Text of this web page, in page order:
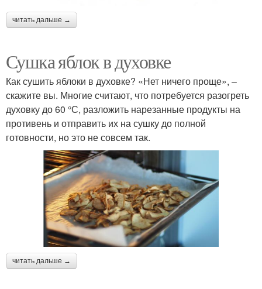
читать дальше →
Сушка яблок в духовке
Как сушить яблоки в духовке? «Нет ничего проще», –
скажите вы. Многие считают, что потребуется разогреть
духовку до 60 °С, разложить нарезанные продукты на
противень и отправить их на сушку до полной
готовности, но это не совсем так.
читать дальше →